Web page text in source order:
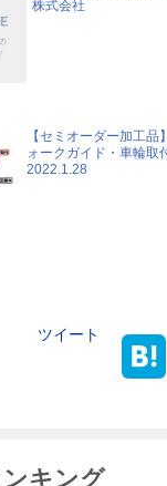
株式会社
【セミオーダー加工品
ォークガイド・車輪取
2022.1.28
ツイート
ンキング